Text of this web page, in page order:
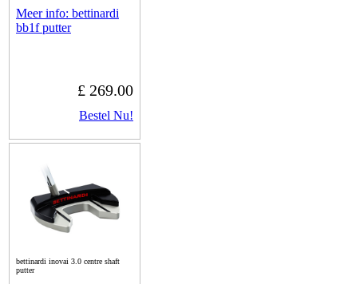
Meer info: bettinardi
bb1f putter
£ 269.00
Bestel Nu!
bettinardi inovai 3.0 centre shaft
putter